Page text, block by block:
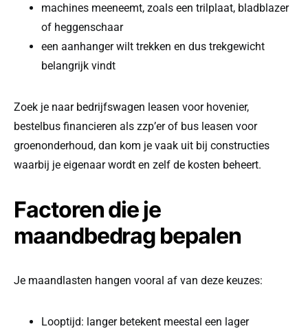
machines meeneemt, zoals een trilplaat, bladblazer
of heggenschaar
een aanhanger wilt trekken en dus trekgewicht
belangrijk vindt
Zoek je naar bedrijfswagen leasen voor hovenier,
bestelbus financieren als zzp’er of bus leasen voor
groenonderhoud, dan kom je vaak uit bij constructies
waarbij je eigenaar wordt en zelf de kosten beheert.
Factoren die je
maandbedrag bepalen
Je maandlasten hangen vooral af van deze keuzes:
Looptijd: langer betekent meestal een lager